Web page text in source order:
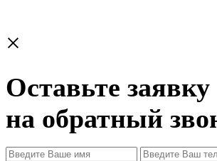
×
Оставьте заявку
на обратный